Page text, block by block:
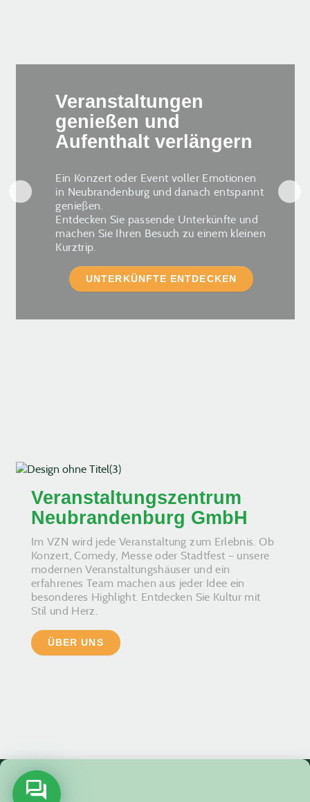
Veranstaltungen
genießen und
Aufenthalt verlängern
Ein Konzert oder Event voller Emotionen
in Neubrandenburg und danach entspannt
genießen.
Entdecken Sie passende Unterkünfte und
machen Sie Ihren Besuch zu einem kleinen
Kurztrip.
UNTERKÜNFTE ENTDECKEN
Veranstaltungszentrum
Neubrandenburg GmbH
Im VZN wird jede Veranstaltung zum Erlebnis. Ob
Konzert, Comedy, Messe oder Stadtfest – unsere
modernen Veranstaltungshäuser und ein
erfahrenes Team machen aus jeder Idee ein
besonderes Highlight. Entdecken Sie Kultur mit
Stil und Herz.
ÜBER UNS